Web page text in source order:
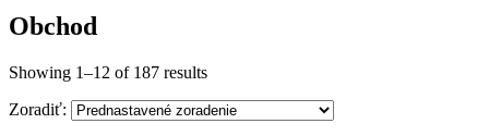
Obchod
Showing 1–12 of 187 results
Zoradiť: